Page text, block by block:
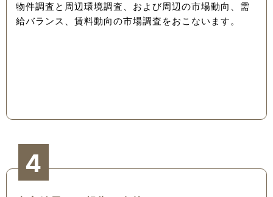
物件調査と周辺環境調査、および周辺の市場動向、需
給バランス、賃料動向の市場調査をおこないます。
4